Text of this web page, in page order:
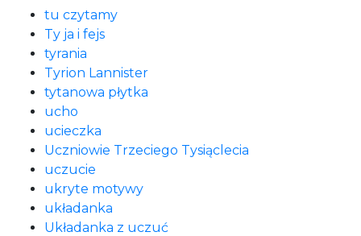
tu czytamy
Ty ja i fejs
tyrania
Tyrion Lannister
tytanowa płytka
ucho
ucieczka
Uczniowie Trzeciego Tysiąclecia
uczucie
ukryte motywy
układanka
Układanka z uczuć